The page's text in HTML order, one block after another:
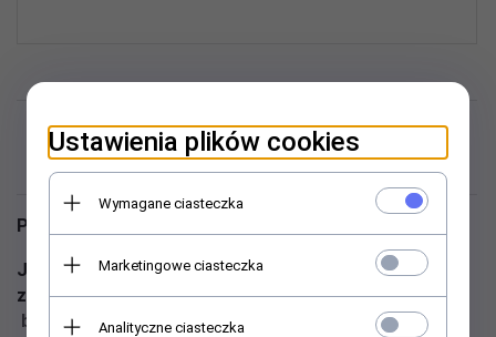
Niestety nie znaleziono
produktu!
Podaj inne słowa i spróbuj raz jeszcze
Jeśli nadal masz problem z wyszukaniem produktu -
zadzwoń do nas ☎ 513 059 007 lub napisz ✉
biuro@abant.pl
Ustawienia plików cookies
Wymagane ciasteczka
Marketingowe ciasteczka
Analityczne ciasteczka